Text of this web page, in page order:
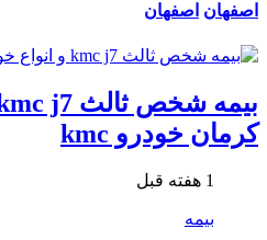
اصفهان اصفهان
کرمان خودرو kmc
1 هفته قبل
بیمه